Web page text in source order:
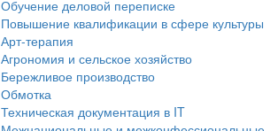
Обучение деловой переписке
Повышение квалификации в сфере культуры
Арт-терапия
Агрономия и сельское хозяйство
Бережливое производство
Обмотка
Техническая документация в IT